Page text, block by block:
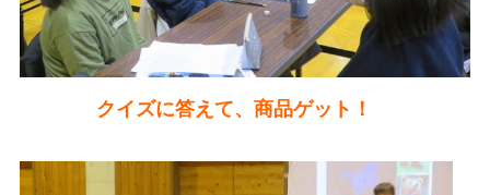
クイズに答えて、商品ゲット！